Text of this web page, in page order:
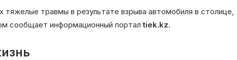
тяжелые травмы в результате взрыва автомобиля в столице,
сообщает информационный порталtiek.kz.